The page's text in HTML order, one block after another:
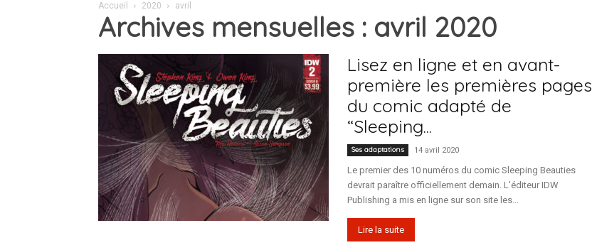
King
Accueil 2020 avril
Archives mensuelles : avril 2020
Lisez en ligne et en avant-
première les premières pages
du comic adapté de
“Sleeping...
Ses adaptations 14 avril 2020
Le premier des 10 numéros du comic Sleeping Beauties
devrait paraître officiellement demain. L'éditeur IDW
Publishing a mis en ligne sur son site les...
Lire la suite